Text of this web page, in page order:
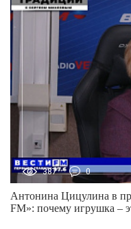
387 0
Антонина Цицулина в
FM»: почему игрушка –